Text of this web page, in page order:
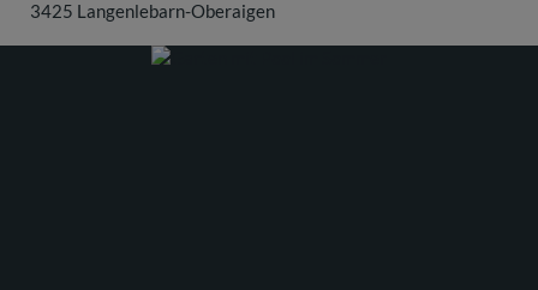
3425 Langenlebarn-Oberaigen